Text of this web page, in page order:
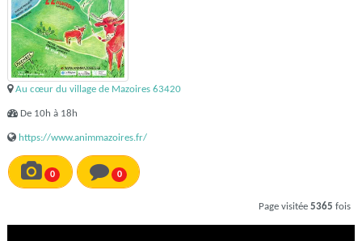
Au cœur du village de Mazoires 63420
De 10h à 18h
https://www.animmazoires.fr/
0 0
Page visitée 5365 fois